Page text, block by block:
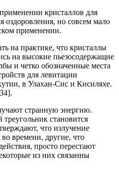
кристаллов для
оздоровления, но совсем мало
применении.
на практике, что кристаллы
на высокие пьезосодержащие
и четко обозначенные места
для левитации
в Улахан-Сис и Кисиляхе.
странную энергию.
становится
что излучение
во времени, другие, что
просто перестают
из них связанны